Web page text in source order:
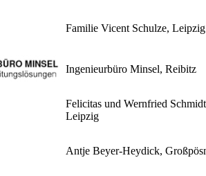
Familie Vicent Schulze, Leipzig
Ingenieurbüro Minsel, Reibitz
Felicitas und Wernfried
Leipzig
Antje Beyer-Heydick,